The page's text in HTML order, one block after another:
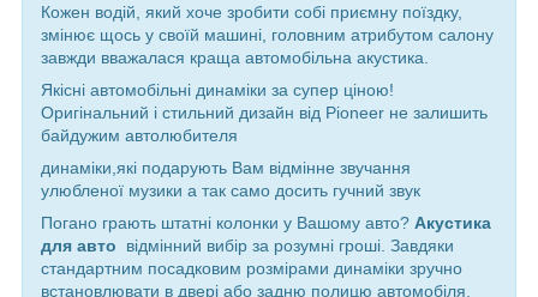
Кожен водій, який хоче зробити собі приємну поїздку,
змінює щось у своїй машині, головним атрибутом салону
завжди вважалася краща автомобільна акустика.
Якісні автомобільні динаміки за супер ціною!
Оригінальний і стильний дизайн від Pioneer не залишить
байдужим автолюбителя
динаміки,які подарують Вам відмінне звучання
улюбленої музики а так само досить гучний звук
Погано грають штатні колонки у Вашому авто? Акустика
для авто
відмінний вибір за розумні гроші. Завдяки
стандартним посадковим розмірами динаміки зручно
встановлювати в двері або задню полицю автомобіля.